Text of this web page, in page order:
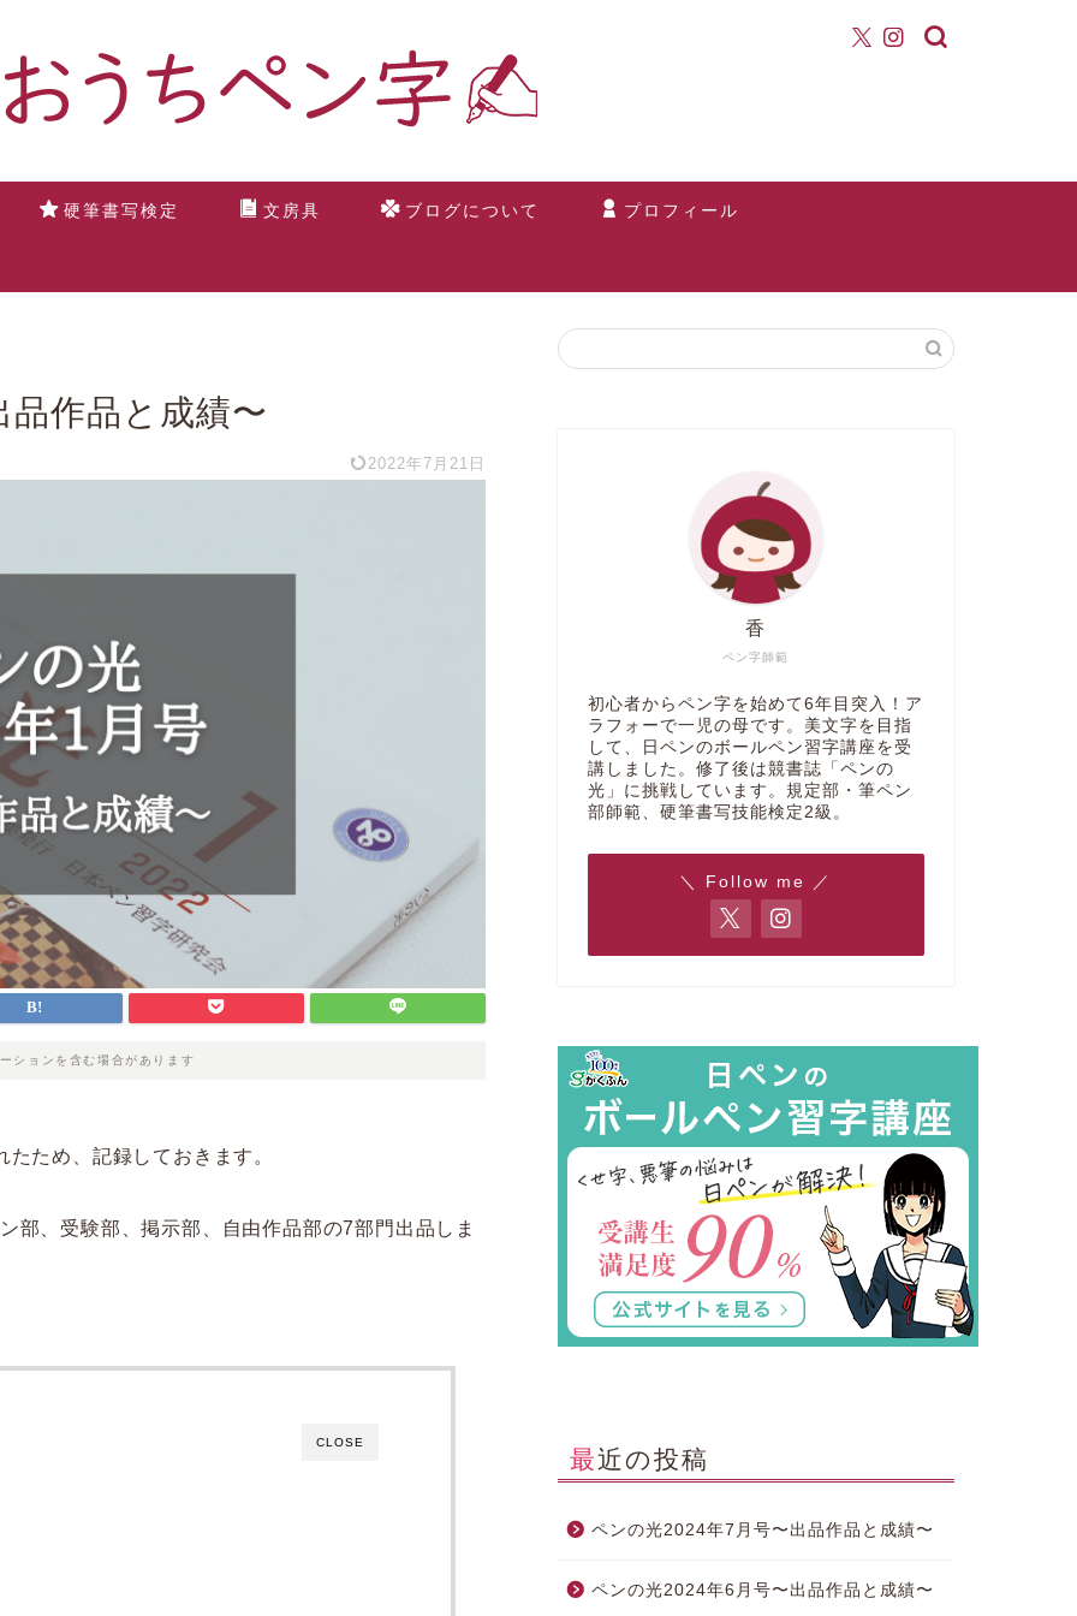
硬筆書写検定 文房具 ブログについて プロフィール
作品と成績〜
2022年7月21日
ションを含む場合があります
ため、記録しておきます。
部、受験部、掲示部、自由作品部の7部門出品しま
CLOSE
ペン字師範
香
初心者からペン字を始めて6年目突入！ア
ラフォーで一児の母です。美文字を目指
して、日ペンのボールペン習字講座を受
講しました。修了後は競書誌「ペンの
光」に挑戦しています。規定部・筆ペン
部師範、硬筆書写技能検定2級。
＼ Follow me ／
最近の投稿
ペンの光2024年7月号〜出品作品と成績〜
ペンの光2024年6月号〜出品作品と成績〜